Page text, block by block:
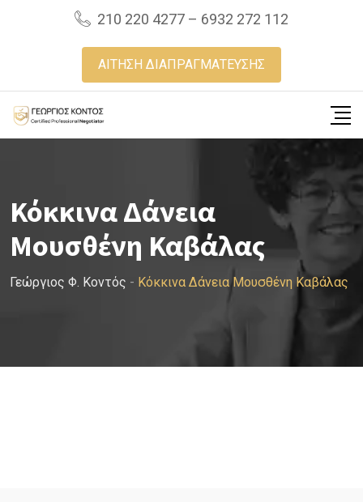
210 220 4277 – 6932 272 112
ΑΙΤΗΣΗ ΔΙΑΠΡΑΓΜΑΤΕΥΣΗΣ
Κόκκινα Δάνεια
Μουσθένη Καβάλας
Γεώργιος Φ. Κοντός - Κόκκινα Δάνεια Μουσθένη Καβάλας